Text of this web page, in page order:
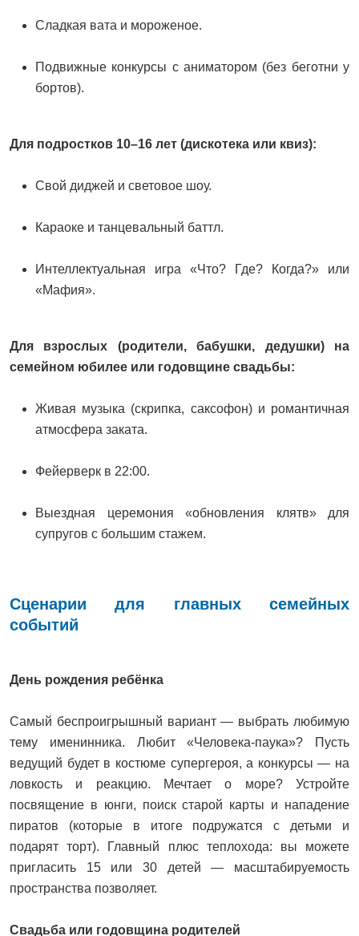
Сладкая вата и мороженое.
Подвижные конкурсы с аниматором (без беготни у
бортов).
Для подростков 10–16 лет (дискотека или квиз):
Свой диджей и световое шоу.
Караоке и танцевальный баттл.
Интеллектуальная игра «Что? Где? Когда?» или
«Мафия».
Для взрослых (родители, бабушки, дедушки) на
семейном юбилее или годовщине свадьбы:
Живая музыка (скрипка, саксофон) и романтичная
атмосфера заката.
Фейерверк в 22:00.
Выездная церемония «обновления клятв» для
супругов с большим стажем.
Сценарии для главных семейных
событий
День рождения ребёнка
Самый беспроигрышный вариант — выбрать любимую
тему именинника. Любит «Человека-паука»? Пусть
ведущий будет в костюме супергероя, а конкурсы — на
ловкость и реакцию. Мечтает о море? Устройте
посвящение в юнги, поиск старой карты и нападение
пиратов (которые в итоге подружатся с детьми и
подарят торт). Главный плюс теплохода: вы можете
пригласить 15 или 30 детей — масштабируемость
пространства позволяет.
Свадьба или годовщина родителей